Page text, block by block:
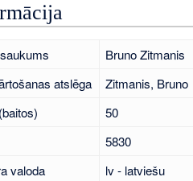
Bruno Zitmanis
atslēga
Zitmanis, Bruno
50
5830
valoda
lv - latviešu